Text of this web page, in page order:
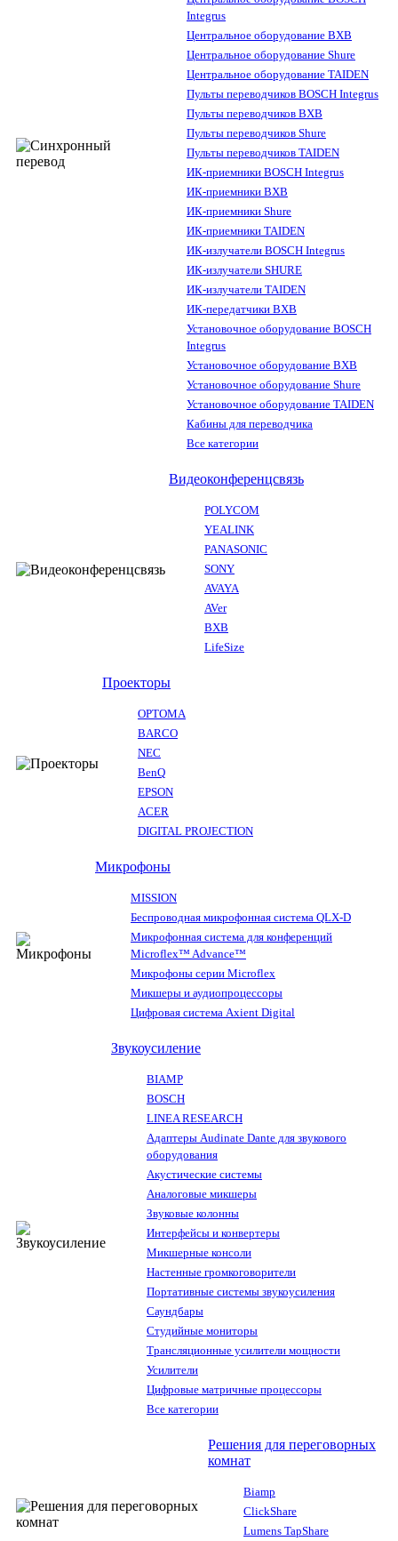
Integrus
Центральное оборудование BXB
Центральное оборудование Shure
Центральное оборудование TAIDEN
Пульты переводчиков BOSCH Integrus
Пульты переводчиков BXB
Пульты переводчиков Shure
Пульты переводчиков TAIDEN
ИК-приемники BOSCH Integrus
ИК-приемники BXB
ИК-приемники Shure
ИК-приемники TAIDEN
ИК-излучатели BOSCH Integrus
ИК-излучатели SHURE
ИК-излучатели TAIDEN
ИК-передатчики BXB
Установочное оборудование BOSCH
Integrus
Установочное оборудование BXB
Установочное оборудование Shure
Установочное оборудование TAIDEN
Кабины для переводчика
Все категории
Видеоконференцсвязь
POLYCOM
YEALINK
PANASONIC
SONY
AVAYA
AVer
BXB
LifeSize
Проекторы
OPTOMA
BARCO
NEC
BenQ
EPSON
ACER
DIGITAL PROJECTION
Микрофоны
MISSION
Беспроводная микрофонная система QLX-D
Микрофонная система для конференций
Microflex™ Advance™
Микрофоны серии Microflex
Микшеры и аудиопроцессоры
Цифровая система Axient Digital
Звукоусиление
BIAMP
BOSCH
LINEA RESEARCH
Адаптеры Audinate Dante для звукового
оборудования
Акустические системы
Аналоговые микшеры
Звуковые колонны
Интерфейсы и конвертеры
Микшерные консоли
Настенные громкоговорители
Портативные системы звукоусиления
Саундбары
Студийные мониторы
Трансляционные усилители мощности
Усилители
Цифровые матричные процессоры
Все категории
Решения для переговорных
комнат
Biamp
ClickShare
Lumens TapShare